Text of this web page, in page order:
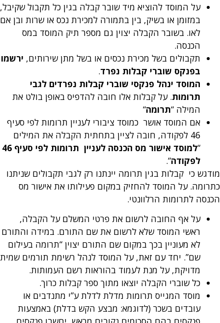
על המוסד להוציא מיד שובר קבלה בגין כל תקבול שקיבל,
במזומן או בשיק, בין בתמורה למכירת נכס או שרות ובן אם
לאו. בשובר הקבלה יצוין גם מספר תיק המוסד במס
הכנסה.
תקבולים בשל מכירת נכסים או בשל מתן שירותים, ירשמו
בפנקס שוברי קבלות נפרד.
המוסד ינהל פנקסי שוברי קבלות נפרדים לגבי
תרומות. על קבלות אלו חובה להדפיס באופן בולט את
המילה “תרומה“
אם המוסד אושר כמוסד ציבורי לעניין תרומות לפי סעיף
46 לפקודה, חובה לציין בתחתית הקבלה את המילים
“
למוסד אישור מס הכנסה לעניין תרומות לפי סעיף 46
לפקודה“.
מודגש כי קבלות בגין תרומה יינתנו רק לגבי תקבולים שניתנו
כתרומה. על המוסד להחזיק במקום פעילותו את אישור מס
הכנסה לתרומות הרלוונטי.
על אף החובה לרשום את פרטי המשלם על הקבלה,
ראשי המוסד שלא לרשום את שם התורם. במידה והתורם
לא מעוניין בכך במקום שם התורם יצוין “תרומה בעילום
שם”. יחד עם זאת, על המוסד לנהל רשימת תורמים שמית
מדויקת, על מנת לעמוד בהוראות רשם העמותות.
כל שוברי הקבלה יוצאו מתוך ספר קבלות כרוך.
מוסד המגייס תרומות מדלת לדלת ע”י מתנדבים או
עובדים בשכר (לדוגמא: מבצע הקש בדלת) באמצעות